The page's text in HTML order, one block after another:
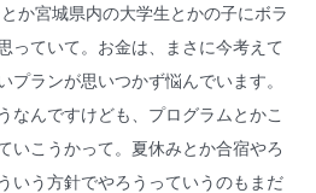
か宮城県内の大学生とかの子にボラ
っていて。お金は、まさに今考えて
プランが思いつかず悩んでいます。
なんですけども、プログラムとかこ
いこうかって。夏休みとか合宿やろ
いう方針でやろうっていうのもまだ